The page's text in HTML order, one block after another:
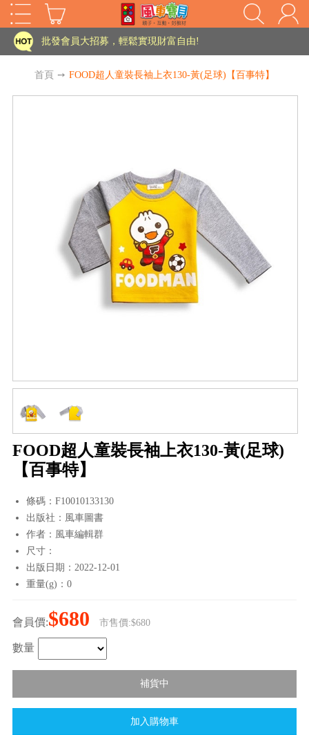
家長樂了!「風車書版集團暨FOOD超人企業總部」目前正興建中!
批發會員大招募，輕鬆實現財富自由!
老師您好!!幼教會員火熱招募中~
批發會員大招募，輕鬆實現財富自由!
老師您好!!幼教會員火熱招募中~
海外購物免煩惱！點我查看『海外購物流程說明』
首頁 ➙ FOOD超人童裝長袖上衣130-黃(足球)【百事特】
FOOD超人童裝長袖上衣130-黃(足球)
【百事特】
條碼：F10010133130
出版社：風車圖書
作者：風車編輯群
尺寸：
出版日期：2022-12-01
重量(g)：0
會員價:$680 市售價:$680
數量